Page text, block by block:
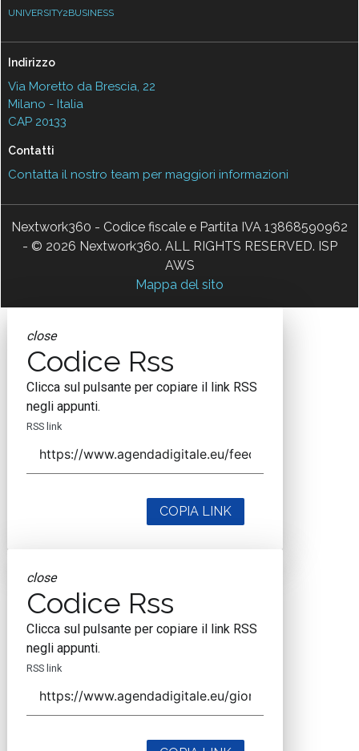
UNIVERSITY2BUSINESS
Indirizzo
Via Moretto da Brescia, 22
Milano - Italia
CAP 20133
Contatti
Contatta il nostro team per maggiori informazioni
Nextwork360 - Codice fiscale e Partita IVA 13868590962
- © 2026 Nextwork360. ALL RIGHTS RESERVED. ISP
AWS
Mappa del sito
close
Codice Rss
Clicca sul pulsante per copiare il link RSS
negli appunti.
RSS link
COPIA LINK
close
Codice Rss
Clicca sul pulsante per copiare il link RSS
negli appunti.
RSS link